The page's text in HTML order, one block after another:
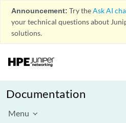
Announcement: Try theAsk AI
your technical questions about
solutions.
Documentation
Menu